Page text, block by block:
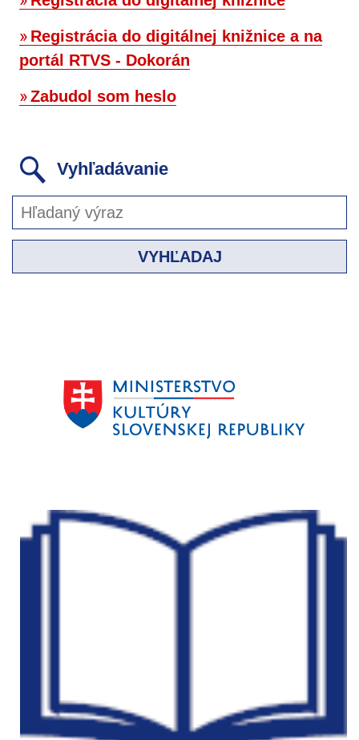
Registrácia do digitálnej knižnice a na
portál RTVS - Dokorán
Zabudol som heslo
Vyhľadávanie
VYHĽADAJ